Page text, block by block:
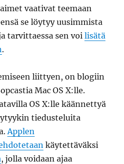
vaativat teemaan
se löytyy uusimmista
tarvittaessa sen voilisätä
.
liittyen, on blogiin
Mac OS X:lle.
OS X:lle käännettyä
tiedusteluita
Applen
käytettäväksi
, jolla voidaan ajaa